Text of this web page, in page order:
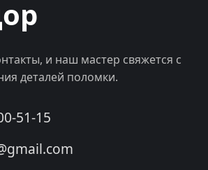
и наш мастер свяжется с
деталей поломки.
51-15